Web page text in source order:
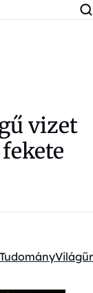
vizet
TudományVilágűr